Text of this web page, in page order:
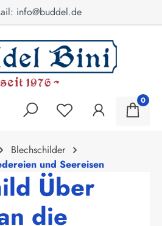
info@buddel.de
0
Blechschilder
und Seereisen
Über
die